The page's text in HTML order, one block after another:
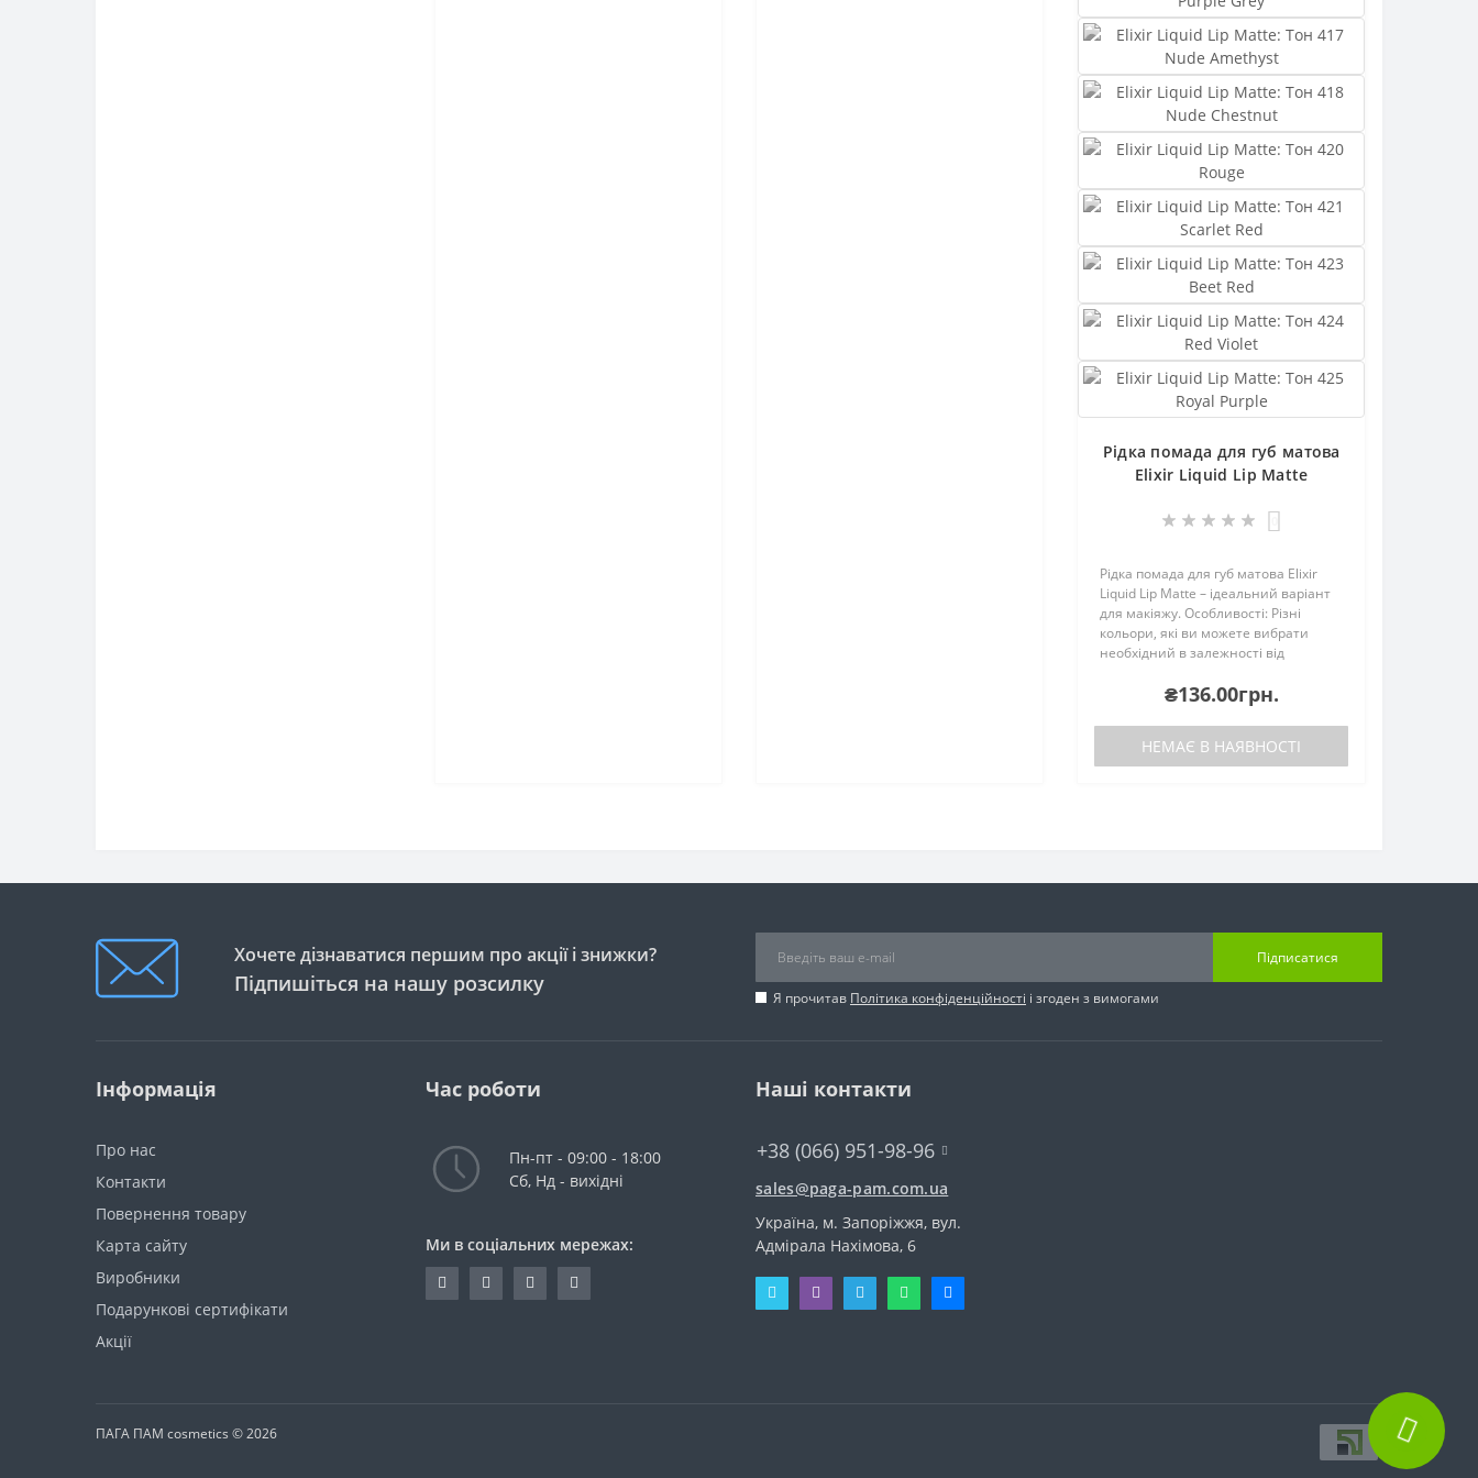
Рідка помада для губ матова
Elixir Liquid Lip Matte
Рідка помада для губ матова Elixir
Liquid Lip Matte – ідеальний варіант
для макіяжу. Особливості: Різні
кольори, які ви можете вибрати
необхідний в залежності від
формула.Матовий фініш, який
робить губи привабними, ал..
₴136.00грн.
НЕМАЄ В НАЯВНОСТІ
Хочете дізнаватися першим про акції і знижки?
Підпишіться на нашу розсилку
Підписатися
Я прочитав Політика конфіденційності і згоден з вимогами
Інформація
Про нас
Контакти
Повернення товару
Карта сайту
Виробники
Подарункові сертифікати
Акції
Час роботи
Пн-пт - 09:00 - 18:00
Сб, Нд - вихідні
Ми в соціальних мережах:
Наші контакти
+38 (066) 951-98-96
sales@paga-pam.com.ua
Україна, м. Запоріжжя, вул.
Адмірала Нахімова, 6
ПАГА ПАМ cosmetics © 2026